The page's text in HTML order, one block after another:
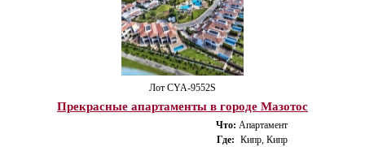
Лот CYA-9552S
Прекрасные апартаменты в городе Мазотос
Что: Апартамент
Где: Кипр, Кипр